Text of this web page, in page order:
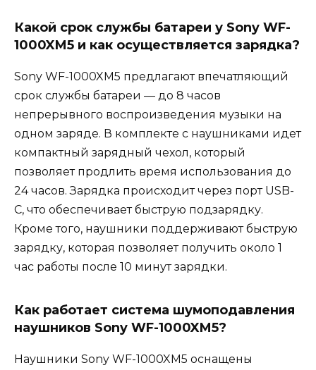
Какой срок службы батареи у Sony WF-
1000XM5 и как осуществляется зарядка?
Sony WF-1000XM5 предлагают впечатляющий
срок службы батареи — до 8 часов
непрерывного воспроизведения музыки на
одном заряде. В комплекте с наушниками идет
компактный зарядный чехол, который
позволяет продлить время использования до
24 часов. Зарядка происходит через порт USB-
C, что обеспечивает быструю подзарядку.
Кроме того, наушники поддерживают быструю
зарядку, которая позволяет получить около 1
час работы после 10 минут зарядки.
Как работает система шумоподавления
наушников Sony WF-1000XM5?
Наушники Sony WF-1000XM5 оснащены